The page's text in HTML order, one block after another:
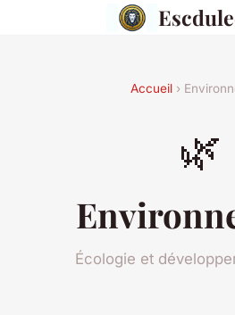
Accueil ›
🌿
Écologie et